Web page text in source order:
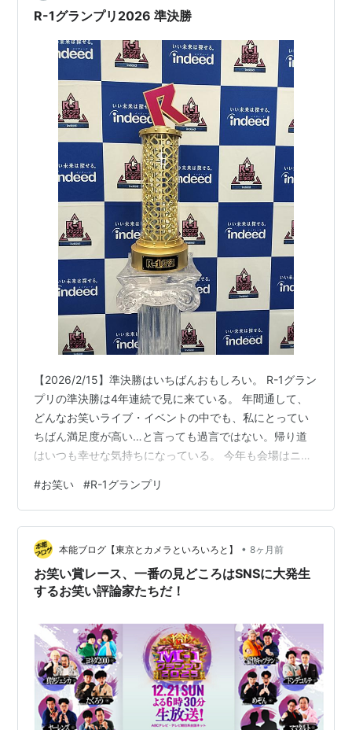
ーズが関係ないものになってしまったため、質という…
R-1グランプリ2026 準決勝
【2026/2/15】準決勝はいちばんおもしろい。 R-1グラン
プリの準決勝は4年連続で見に来ている。 年間通して、
どんなお笑いライブ・イベントの中でも、私にとってい
ちばん満足度が高い…と言っても過言ではない。帰り道
はいつも幸せな気持ちになっている。 今年も会場はニュ
歩く。おそらく同じ目的と思われる人たちがたくさん。
もちろん複数で来ている人もいるが、ひとりで来ている
人が多く感じる。みんな真顔で歩く。これからおもしろ
ピン芸人の大会を見に行くというのに。 M-1の準決勝は
入場に本人確認がいるが、R-1はない。チケットを提示す
るだけ。 M-1はF…
#お笑い #R-1グランプリ
本能ブログ【東京とカメラといろいろと】 • 8ヶ月前
お笑い賞レース、一番の見どころはSNSに大発生
するお笑い評論家たちだ！